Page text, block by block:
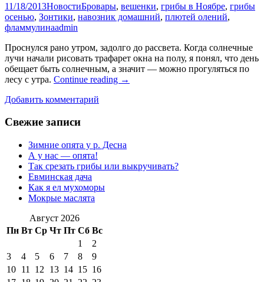
11/18/2013НовостиБровары, вешенки, грибы в Ноябре, грибы
осенью, Зонтики, навозник домашний, плютей олений,
фламмулинаadmin
Проснулся рано утром, задолго до рассвета. Когда солнечные
лучи начали рисовать трафарет окна на полу, я понял, что день
обещает быть солнечным, а значит — можно прогуляться по
лесу с утра. Continue reading →
Добавить комментарий
Свежие записи
Зимние опята у р. Десна
А у нас — опята!
Так срезать грибы или выкручивать?
Евминская дача
Как я ел мухоморы
Мокрые маслята
Август 2026
Пн Вт Ср Чт Пт Сб Вс
1
2
3
4 5 6 7 8
9
10 11 12 13 14 15 16